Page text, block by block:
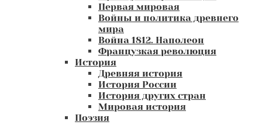
Первая мировая
Войны и политика древнего
мира
Война 1812. Наполеон
Французкая революция
История
Древняя история
История России
История других стран
Мировая история
Поэзия